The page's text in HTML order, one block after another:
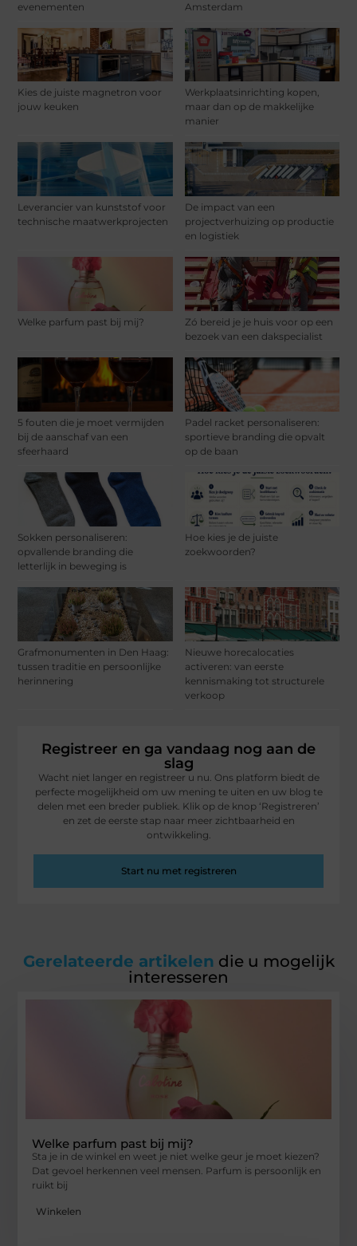
evenementen Amsterdam
Kies de juiste magnetron voor
jouw keuken
Werkplaatsinrichting kopen,
maar dan op de makkelijke
manier
Leverancier van kunststof voor
technische maatwerkprojecten
De impact van een
projectverhuizing op productie
en logistiek
Welke parfum past bij mij?
Zó bereid je je huis voor op een
bezoek van een dakspecialist
5 fouten die je moet vermijden
bij de aanschaf van een
sfeerhaard
Padel racket personaliseren:
sportieve branding die opvalt
op de baan
Sokken personaliseren:
opvallende branding die
letterlijk in beweging is
Hoe kies je de juiste
zoekwoorden?
Grafmonumenten in Den Haag:
tussen traditie en persoonlijke
herinnering
Nieuwe horecalocaties
activeren: van eerste
kennismaking tot structurele
verkoop
Registreer en ga vandaag nog aan de
slag
Wacht niet langer en registreer u nu. Ons platform biedt de
perfecte mogelijkheid om uw mening te uiten en uw blog te
delen met een breder publiek. Klik op de knop ‘Registreren’
en zet de eerste stap naar meer zichtbaarheid en
ontwikkeling.
Start nu met registreren
Gerelateerde artikelen die u mogelijk
interesseren
Welke parfum past bij mij?
Sta je in de winkel en weet je niet welke geur je moet kiezen?
Dat gevoel herkennen veel mensen. Parfum is persoonlijk en
ruikt bij
Winkelen